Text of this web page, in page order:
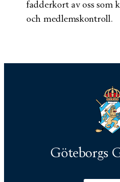
fadderkort av oss som
och medlemskontroll.
Göteborgs